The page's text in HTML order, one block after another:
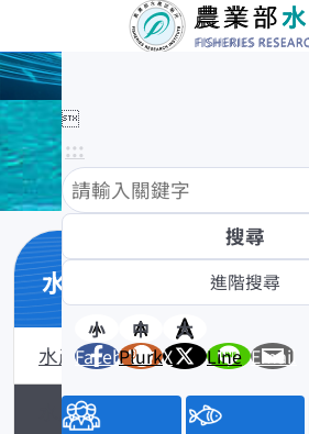
農業部水產試驗

:::
小 中
大
Facebook
PlurkX Line Email
水產知識館
水產數位典藏
水產知識淺說